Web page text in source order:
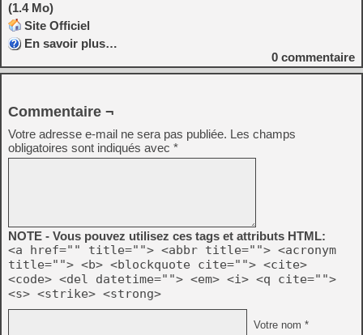
(1.4 Mo)
Site Officiel
En savoir plus…
0 commentaire
Commentaire ¬
Votre adresse e-mail ne sera pas publiée. Les champs
obligatoires sont indiqués avec *
NOTE - Vous pouvez utilisez ces tags et attributs HTML:
<a href="" title=""> <abbr title=""> <acronym
title=""> <b> <blockquote cite=""> <cite>
<code> <del datetime=""> <em> <i> <q cite="">
<s> <strike> <strong>
Votre nom *